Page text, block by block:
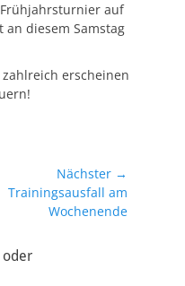
auf
diesem Samstag
erscheinen
Nächster →
Trainingsausfall am
Wochenende